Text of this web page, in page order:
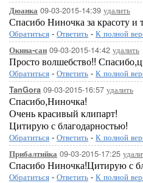
Дюанка 09-03-2015-14:39 удалить
Спасибо Ниночка за красоту и
Обратиться - Ответить - К полной
Окина-сан 09-03-2015-14:42 удалить
Просто волшебство!!
Обратиться - Ответить - К полной
TanGora 09-03-2015-16:57 удалить
Спасибо,Ниночка!
Очень красивый клипарт!
Цитирую с благодарностью!
Обратиться - Ответить - К полной
Прибалтийка 09-03-2015-17:25
Спасибо Ниночка!Цитирую с
Обратиться - Ответить - К полной